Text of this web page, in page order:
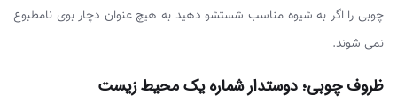
چوبی را اگر به شیوه مناسب شستشو دهید به هیچ عنوان دچار بوی نامطبوع
نمی شوند.
ظروف چوبی؛ دوستدار شماره یک محیط زیست